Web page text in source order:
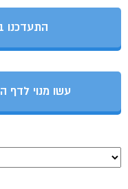
התעדכנו
עשו מנוי לדף